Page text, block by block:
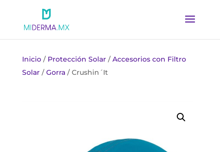
Inicio/ Protección Solar/Accesorios con Filtro
Solar/Gorra/ Crushin´It